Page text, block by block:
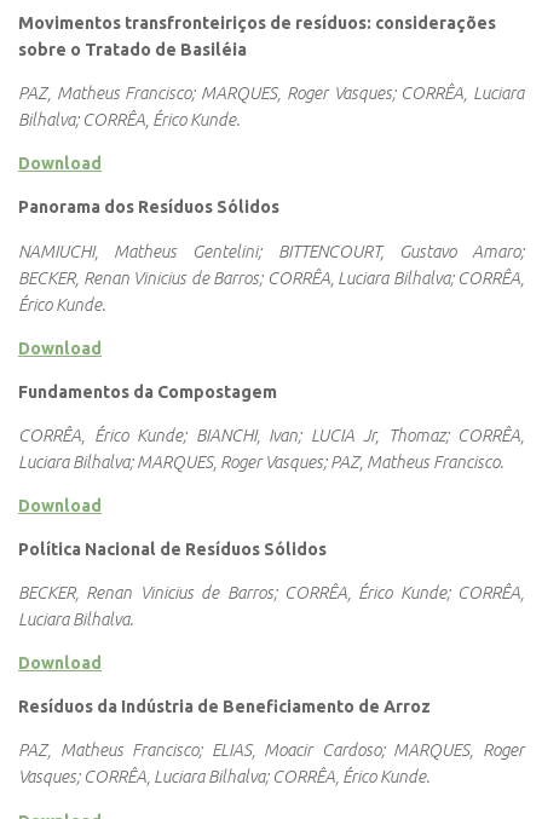
Movimentos transfronteiriços de resíduos: considerações
sobre o Tratado de Basiléia
PAZ, Matheus Francisco; MARQUES, Roger Vasques; CORRÊA, Luciara
Bilhalva; CORRÊA, Érico Kunde.
Download
Panorama dos Resíduos Sólidos
NAMIUCHI, Matheus Gentelini; BITTENCOURT, Gustavo Amaro;
BECKER, Renan Vinicius de Barros; CORRÊA, Luciara Bilhalva; CORRÊA,
Érico Kunde.
Download
Fundamentos da Compostagem
CORRÊA, Érico Kunde; BIANCHI, Ivan; LUCIA Jr, Thomaz; CORRÊA,
Luciara Bilhalva; MARQUES, Roger Vasques; PAZ, Matheus Francisco.
Download
Política Nacional de Resíduos Sólidos
BECKER, Renan Vinicius de Barros; CORRÊA, Érico Kunde; CORRÊA,
Luciara Bilhalva.
Download
Resíduos da Indústria de Beneficiamento de Arroz
PAZ, Matheus Francisco; ELIAS, Moacir Cardoso; MARQUES, Roger
Vasques; CORRÊA, Luciara Bilhalva; CORRÊA, Érico Kunde.